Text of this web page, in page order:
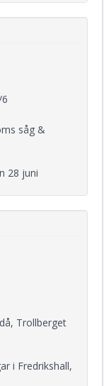
såg &
28 juni
Trollberget
i Fredrikshall,